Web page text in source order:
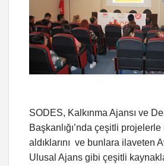
SODES, Kalkınma Ajansı ve
Başkanlığı’nda çeşitli
aldıklarını ve bunlara ilaveten
Ulusal Ajans gibi çeşitli